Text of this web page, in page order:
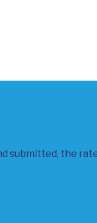
submitted, the